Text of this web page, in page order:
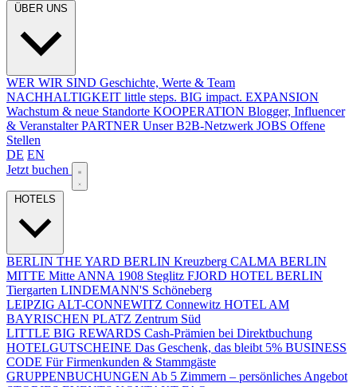
WER WIR SIND Geschichte, Werte & Team
NACHHALTIGKEIT little steps. BIG impact. EXPANSION
Wachstum & neue Standorte KOOPERATION Blogger, Influencer
& Veranstalter PARTNER Unser B2B-Netzwerk JOBS Offene
Stellen
DE EN
Jetzt buchen
BERLIN THE YARD BERLIN Kreuzberg CALMA BERLIN
MITTE Mitte ANNA 1908 Steglitz FJORD HOTEL BERLIN
Tiergarten LINDEMANN'S Schöneberg
LEIPZIG ALT-CONNEWITZ Connewitz HOTEL AM
BAYRISCHEN PLATZ Zentrum Süd
LITTLE BIG REWARDS Cash-Prämien bei Direktbuchung
HOTELGUTSCHEINE Das Geschenk, das bleibt 5% BUSINESS
CODE Für Firmenkunden & Stammgäste
GRUPPENBUCHUNGEN Ab 5 Zimmern – persönliches Angebot